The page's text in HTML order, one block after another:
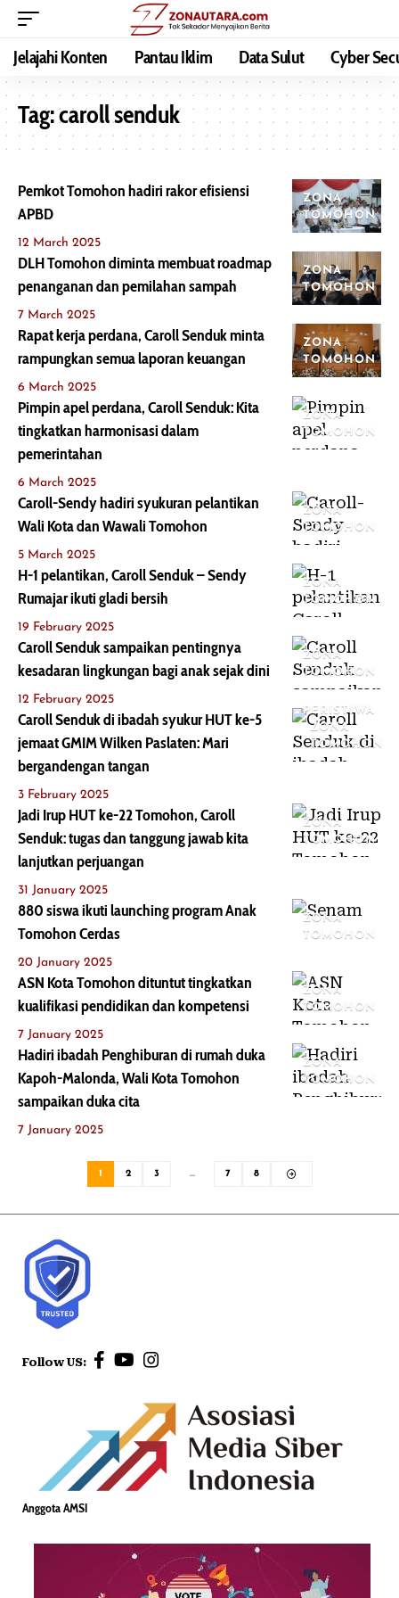
Jelajahi Konten Pantau Iklim Data Sulut Cyber
Tag:caroll senduk
ZONA
TOMOHON
Pemkot Tomohon hadiri rakor efisiensi
APBD
12 March 2025
ZONA
TOMOHON
DLH Tomohon diminta membuat roadmap
penanganan dan pemilahan sampah
7 March 2025
ZONA
TOMOHON
Rapat kerja perdana, Caroll Senduk minta
rampungkan semua laporan keuangan
6 March 2025
ZONA
TOMOHON
Pimpin apel perdana, Caroll Senduk: Kita
tingkatkan harmonisasi dalam
pemerintahan
6 March 2025
ZONA
TOMOHON
Caroll-Sendy hadiri syukuran pelantikan
Wali Kota dan Wawali Tomohon
5 March 2025
ZONA
TOMOHON
H-1 pelantikan, Caroll Senduk – Sendy
Rumajar ikuti gladi bersih
19 February 2025
ZONA
TOMOHON
Caroll Senduk sampaikan pentingnya
kesadaran lingkungan bagi anak sejak dini
12 February 2025
PERISTIWA
ZONA
TOMOHON
Caroll Senduk di ibadah syukur HUT ke-5
jemaat GMIM Wilken Paslaten: Mari
bergandengan tangan
3 February 2025
ZONA
TOMOHON
Jadi Irup HUT ke-22 Tomohon, Caroll
Senduk: tugas dan tanggung jawab kita
lanjutkan perjuangan
31 January 2025
ZONA
TOMOHON
880 siswa ikuti launching program Anak
Tomohon Cerdas
20 January 2025
ZONA
TOMOHON
ASN Kota Tomohon dituntut tingkatkan
kualifikasi pendidikan dan kompetensi
7 January 2025
ZONA
TOMOHON
Hadiri ibadah Penghiburan di rumah duka
Kapoh-Malonda, Wali Kota Tomohon
sampaikan duka cita
7 January 2025
1 2 3 … 7 8
Follow US:
Anggota AMSI